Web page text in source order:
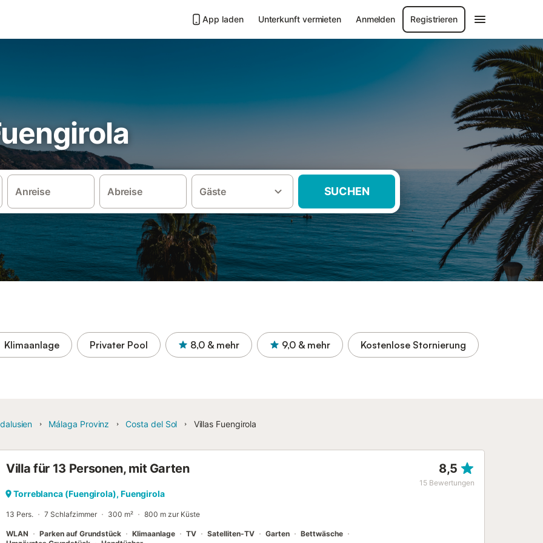
App laden Unterkunft vermieten Anmelden Registrieren
Anreise Abreise Gäste SUCHEN
Klimaanlage Privater Pool 8,0 & mehr 9,0 & mehr Kostenlose Stornierung
Málaga Provinz Costa del Sol Villas Fuengirola
Villa für 13 Personen, mit Garten 8,5
15 Bewertungen
Torreblanca (Fuengirola), Fuengirola
13 Pers. 7 Schlafzimmer 300 m² 800 m zur Küste
WLAN Parken auf Grundstück Klimaanlage TV Satelliten-TV Garten
Bettwäsche